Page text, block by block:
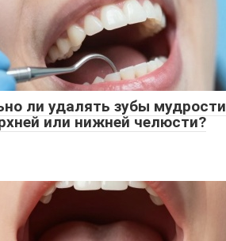
ли удалять зубы мудрости
или нижней челюсти?